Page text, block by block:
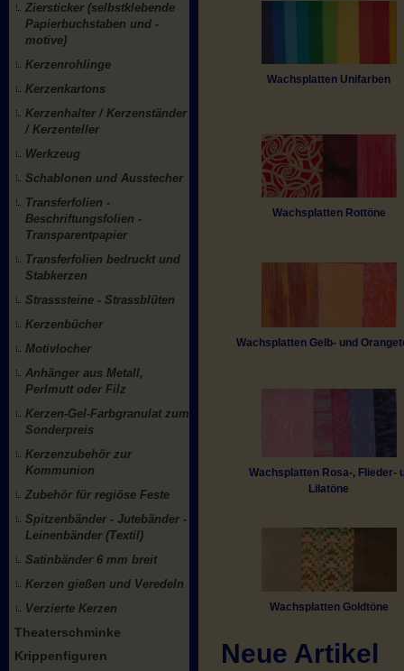
Ziersticker (selbstklebende
Papierbuchstaben und -
motive)
Kerzenrohlinge
Kerzenkartons
Kerzenhalter / Kerzenständer
/ Kerzenteller
Werkzeug
Schablonen und Ausstecher
Transferfolien -
Beschriftungsfolien -
Transparentpapier
Transferfolien bedruckt und
Stabkerzen
Strasssteine - Strassblüten
Kerzenbücher
Motivlocher
Anhänger aus Metall,
Perlmutt oder Filz
Kerzen-Gel-Farbgranulat zum
Sonderpreis
Kerzenzubehör zur
Kommunion
Zubehör für regiöse Feste
Spitzenbänder - Jutebänder -
Leinenbänder (Textil)
Satinbänder 6 mm breit
Kerzen gießen und Veredeln
Verzierte Kerzen
Theaterschminke
Krippenfiguren
Wachsplatten Unifarben
Wachsplatten Rottöne
Wachsplatten Gelb- und
Wachsplatten Rosa-, Flieder-
Lilatöne
Wachsplatten Goldtöne
Neue Artikel